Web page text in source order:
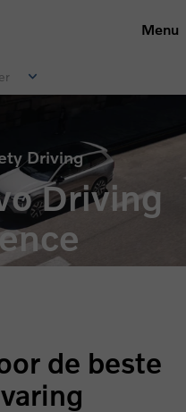
Menu
Driving
Driving
de beste